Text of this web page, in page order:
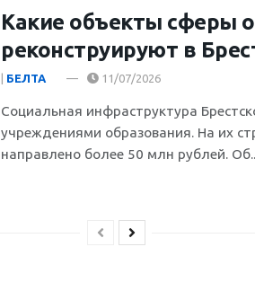
Какие объекты сферы
реконструируют в
БЕЛТА 11/07/2026
Социальная инфраструктура
учреждениями образования. На их
направлено более 50 млн рублей.